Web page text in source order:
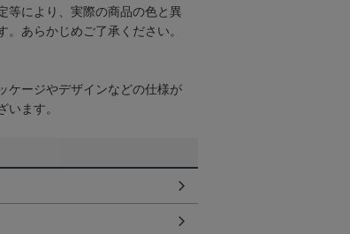
等により、実際の商品の色と異
あらかじめご了承ください。
ケージやデザインなどの仕様が
います。